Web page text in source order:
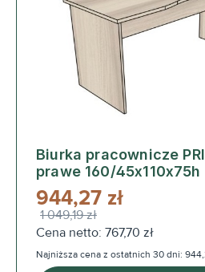
Biurka pracownicze
prawe 160/45x110x75h
944,27 zł
1 049,19 zł
Cena netto: 767,70 zł
Najniższa cena z ostatnich 30 dni: